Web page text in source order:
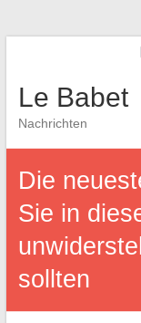
Le Babet
Nachrichten
Die
Sie in
sollten